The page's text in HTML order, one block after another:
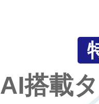
AI搭載